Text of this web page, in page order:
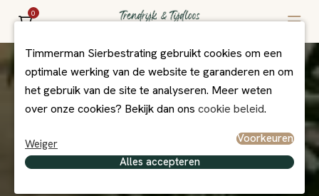
0
Timmerman Sierbestrating gebruikt cookies om een
optimale werking van de website te garanderen en om
het gebruik van de site te analyseren. Meer weten
over onze cookies? Bekijk dan ons cookie beleid.
Weiger
Voorkeuren
Alles accepteren